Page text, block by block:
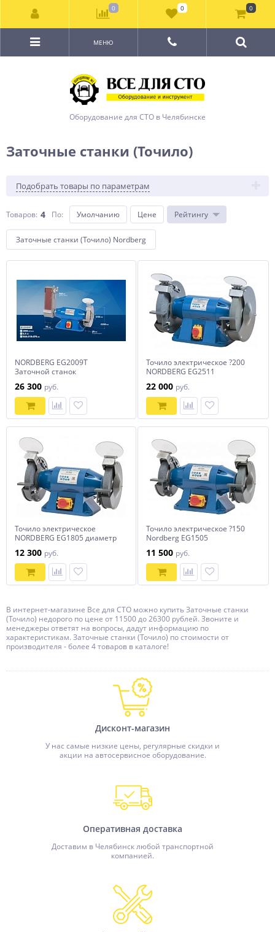
Оборудование для СТО в Челябинске
МЕНЮ
Заточные станки (Точило)
Подобрать товары по параметрам
Товаров: 4 По: Умолчанию Цене Рейтингу
Заточные станки (Точило) Nordberg
NORDBERG EG2009T
Заточной станок
200мм с шлифовальной
лентой, 220В
26 300 руб.
Точило электрическое ?200
NORDBERG EG2511
22 000 руб.
Точило электрическое
NORDBERG EG1805 диаметр
12 300 руб.
Точило электрическое ?150
Nordberg EG1505
11 500 руб.
В интернет-магазине Все для СТО можно купить Заточные станки
(Точило) недорого по цене от 11500 до 26300 рублей. Звоните и
менеджеры ответят на вопросы, дадут информацию по
характеристикам. Заточные станки (Точило) по стоимости от
производителя - более 4 товаров в каталоге!
Дисконт-магазин
У нас самые низкие цены, регулярные скидки и
акции на автосервисное оборудование.
Оперативная доставка
Доставим в Челябинск любой транспортной
компанией.
0 0 0